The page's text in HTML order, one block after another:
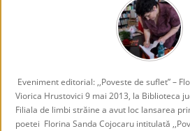
Eveniment editorial: ,,Poveste de suflet” –
Viorica Hrustovici 9 mai 2013, la Biblioteca
Filiala de limbi străine a avut loc lansarea
poetei Florina Sanda Cojocaru intitulată